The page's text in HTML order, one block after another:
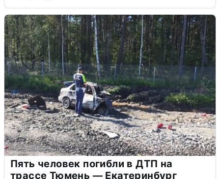
Пять человек погибли в ДТП на
трассе Тюмень — Екатеринбург